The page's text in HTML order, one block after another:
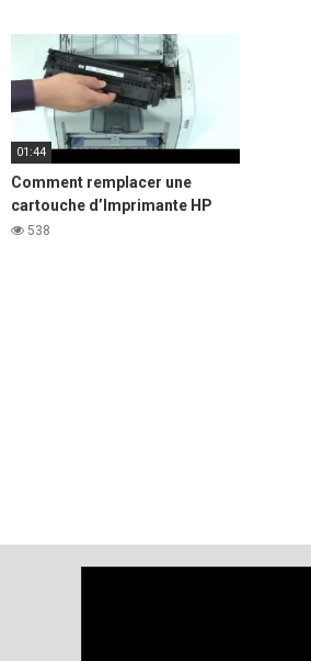
01:44
Comment remplacer une
cartouche d’Imprimante HP
LaserJet 1020
538